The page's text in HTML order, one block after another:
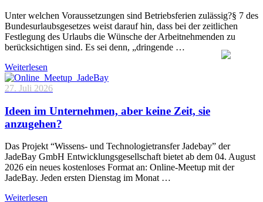
Unter welchen Voraussetzungen sind Betriebsferien zulässig?§ 7 des
Bundesurlaubsgesetzes weist darauf hin, dass bei der zeitlichen
Festlegung des Urlaubs die Wünsche der Arbeitnehmenden zu
berücksichtigen sind. Es sei denn, „dringende …
Weiterlesen
27. Juli 2026
Ideen im Unternehmen, aber keine Zeit, sie
anzugehen?
Das Projekt “Wissens- und Technologietransfer Jadebay” der
JadeBay GmbH Entwicklungsgesellschaft bietet ab dem 04. August
2026 ein neues kostenloses Format an: Online-Meetup mit der
JadeBay. Jeden ersten Dienstag im Monat …
Weiterlesen